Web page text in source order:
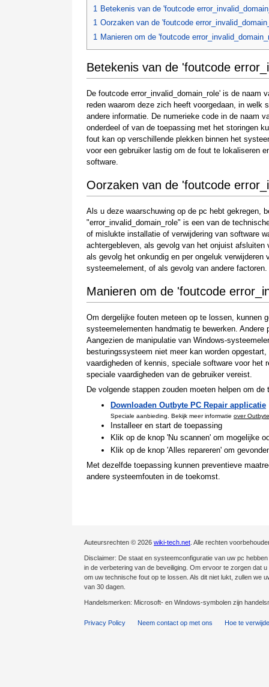
1 Betekenis van de 'foutcode
1 Oorzaken van de 'foutcode
1 Manieren om de 'foutcode
Betekenis van de 'foutcode
De foutcode error_invalid_domain_role' is de
reden waarom deze zich heeft voorgedaan, in welk
andere informatie. De numerieke code in de naam
onderdeel of van de toepassing met het storingen
fout kan op verschillende plekken binnen het
voor een gebruiker lastig om de fout te lokaliseren
software.
Oorzaken van de 'foutcode
Als u deze waarschuwing op de pc hebt gekregen,
"error_invalid_domain_role" is een van de
of mislukte installatie of verwijdering van software
achtergebleven, als gevolg van het onjuist
als gevolg het onkundig en per ongeluk
systeemelement, of als gevolg van andere factoren.
Manieren om de 'foutcode
Om dergelijke fouten meteen op te lossen, kunnen
systeemelementen handmatig te bewerken.
Aangezien de manipulatie van Windows-
besturingssysteem niet meer kan worden
vaardigheden of kennis, speciale software voor het
speciale vaardigheden van de gebruiker vereist.
De volgende stappen zouden moeten helpen om
Downloaden Outbyte PC Repair applicatie
Speciale aanbieding. Bekijk meer informatie over Outbyte
Installeer en start de toepassing
Klik op de knop 'Nu scannen' om mogelijke
Klik op de knop 'Alles repareren' om
Met dezelfde toepassing kunnen preventieve
andere systeemfouten in de toekomst.
Auteursrechten © 2026 wiki-tech.net . Alle rechten
Disclaimer: De staat en systeemconfiguratie van uw pc
in de verbetering van de beveiliging. Om ervoor te zorgen dat
om uw technische fout op te lossen. Als dit niet lukt, zullen we
van 30 dagen.
Handelsmerken: Microsoft- en Windows-symbolen zijn
Privacy Policy Neem contact op met ons Hoe te